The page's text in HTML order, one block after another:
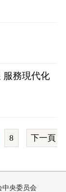
服務現代化
8 下一頁
中央委员会